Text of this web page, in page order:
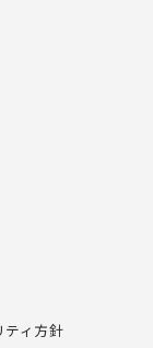
ティ方針